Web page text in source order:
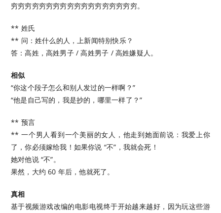
穷穷穷穷穷穷穷穷穷穷穷穷穷穷穷穷穷穷。
** 姓氏
** 问：姓什么的人，上新闻特别快乐？
答：高姓，高姓男子 / 高姓男子 / 高姓嫌疑人。
相似
“你这个段子怎么和别人发过的一样啊？”
“他是自己写的，我是抄的，哪里一样了？”
** 预言
** 一个男人看到一个美丽的女人，他走到她面前说：我爱上你
了，你必须嫁给我！如果你说 “不”，我就会死！
她对他说 “不”。
果然，大约 60 年后，他就死了。
真相
基于视频游戏改编的电影电视终于开始越来越好，因为玩这些游